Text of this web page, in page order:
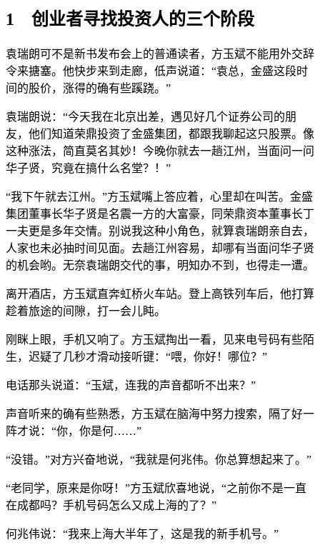
1 创业者寻找投资人的三个阶段
袁瑞朗可不是新书发布会上的普通读者，方玉斌不能用外交辞
令来搪塞。他快步来到走廊，低声说道：“袁总，金盛这段时
间的股价，涨得的确有些蹊跷。”
袁瑞朗说：“今天我在北京出差，遇见好几个证券公司的朋
友，他们知道荣鼎投资了金盛集团，都跟我聊起这只股票。像
这种涨法，简直莫名其妙！今晚你就去一趟江州，当面问一问
华子贤，究竟在搞什么名堂？！”
“我下午就去江州。”方玉斌嘴上答应着，心里却在叫苦。金盛
集团董事长华子贤是名震一方的大富豪，同荣鼎资本董事长丁
一夫更是多年交情。别说我这种小角色，就算袁瑞朗亲自去，
人家也未必抽时间见面。去趟江州容易，却哪有当面问华子贤
的机会哟。无奈袁瑞朗交代的事，明知办不到，也得走一遭。
离开酒店，方玉斌直奔虹桥火车站。登上高铁列车后，他打算
趁着旅途的间隙，打一会儿盹。
刚眯上眼，手机又响了。方玉斌掏出一看，见来电号码有些陌
生，迟疑了几秒才滑动接听键：“喂，你好！哪位？”
电话那头说道：“玉斌，连我的声音都听不出来？”
声音听来的确有些熟悉，方玉斌在脑海中努力搜索，隔了好一
阵才说：“你，你是何……”
“没错。”对方兴奋地说，“我就是何兆伟。你总算想起来了。”
“老同学，原来是你呀！”方玉斌欣喜地说，“之前你不是一直
在成都吗？手机号码怎么又成上海的了？”
何兆伟说：“我来上海大半年了，这是我的新手机号。”